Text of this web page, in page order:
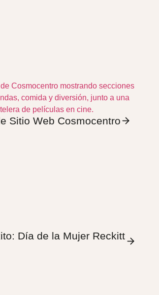
Sitio Web Cosmocentro
Día de la Mujer Reckitt